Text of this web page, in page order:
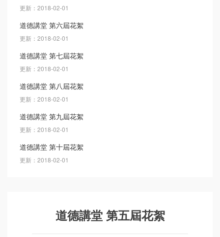
更新：2018-02-01
道德講堂 第六屆花絮
更新：2018-02-01
道德講堂 第七屆花絮
更新：2018-02-01
道德講堂 第八屆花絮
更新：2018-02-01
道德講堂 第九屆花絮
更新：2018-02-01
道德講堂 第十屆花絮
更新：2018-02-01
道德講堂 第五屆花絮